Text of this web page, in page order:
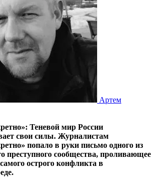
Артем
Теневой мир России
свои силы. Журналистам
попало в руки письмо одного из
преступного сообщества, проливающее
острого конфликта в